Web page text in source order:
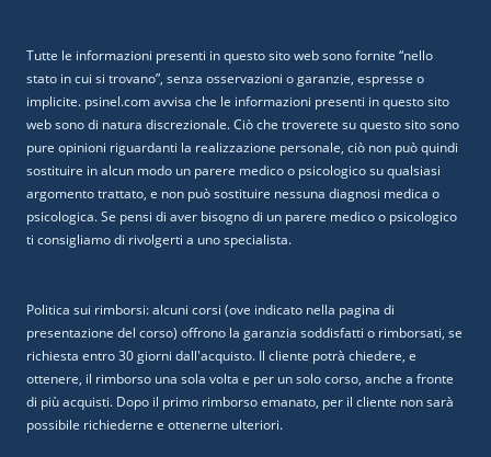
Tutte le informazioni presenti in questo sito web sono fornite “nello
stato in cui si trovano”, senza osservazioni o garanzie, espresse o
implicite. psinel.com avvisa che le informazioni presenti in questo sito
web sono di natura discrezionale. Ciò che troverete su questo sito sono
pure opinioni riguardanti la realizzazione personale, ciò non può quindi
sostituire in alcun modo un parere medico o psicologico su qualsiasi
argomento trattato, e non può sostituire nessuna diagnosi medica o
psicologica. Se pensi di aver bisogno di un parere medico o psicologico
ti consigliamo di rivolgerti a uno specialista.
Politica sui rimborsi: alcuni corsi (ove indicato nella pagina di
presentazione del corso) offrono la garanzia soddisfatti o rimborsati, se
richiesta entro 30 giorni dall'acquisto. Il cliente potrà chiedere, e
ottenere, il rimborso una sola volta e per un solo corso, anche a fronte
di più acquisti. Dopo il primo rimborso emanato, per il cliente non sarà
possibile richiederne e ottenerne ulteriori.